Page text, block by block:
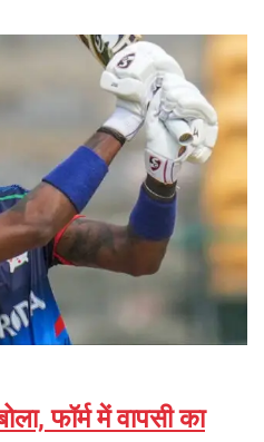
फॉर्म में वापसी का